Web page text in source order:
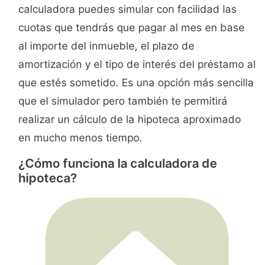
calculadora puedes simular con facilidad las
cuotas que tendrás que pagar al mes en base
al importe del inmueble, el plazo de
amortización y el tipo de interés del préstamo al
que estés sometido. Es una opción más sencilla
que el simulador pero también te permitirá
realizar un cálculo de la hipoteca aproximado
en mucho menos tiempo.
¿Cómo funciona la calculadora de
hipoteca?